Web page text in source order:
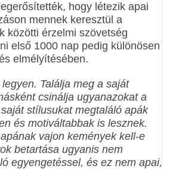
hogy létezik apai
mennek keresztül a
közötti érzelmi szövetség
első 1000 nap pedig különösen
elmélyítésében.
Találja meg a saját
csinálja ugyanazokat a
stílusukat megtaláló apák
és motiváltabbak is lesznek.
vajon kemények kell-e
betartása ugyanis nem
egyengetéssel, és ez nem apai,